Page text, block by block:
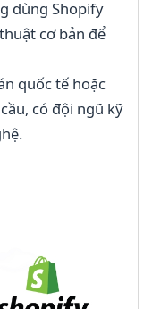
dùng Shopify
cơ bản để
quốc tế hoặc
có đội ngũ kỹ